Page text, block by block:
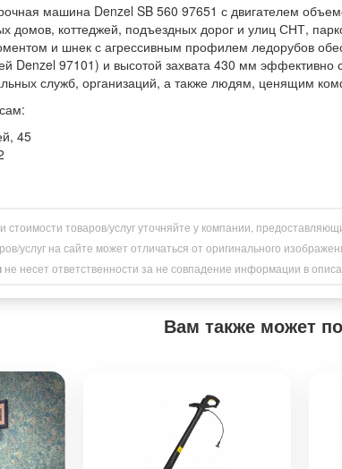
машина Denzel SB 560 97651 с двигателем
домов, коттеджей, подъездных дорог и улиц СНТ,
и шнек с агрессивным профилем ледорубов
Denzel 97101) и высотой захвата 430 мм
служб, организаций, а также людям, ценящим
45
товаров/услуг уточняйте у компании,
услуг на сайте может отличаться от оригинального
не несет ответственности за не совпадение информации в
Вам также может